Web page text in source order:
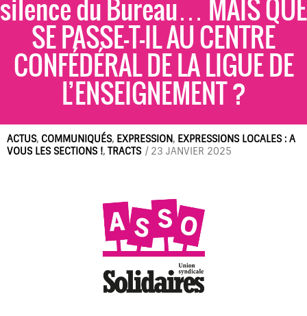
silence du Bureau… MAIS QUE
SE PASSE-T-IL AU CENTRE
CONFÉDÉRAL DE LA LIGUE DE
L’ENSEIGNEMENT ?
ACTUS, COMMUNIQUÉS, EXPRESSION, EXPRESSIONS LOCALES : A
VOUS LES SECTIONS !, TRACTS / 23 JANVIER 2025